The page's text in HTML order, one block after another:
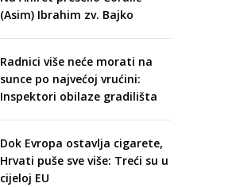
(Asim) Ibrahim zv. Bajko
Radnici više neće morati na
sunce po najvećoj vrućini:
Inspektori obilaze gradilišta
Dok Evropa ostavlja cigarete,
Hrvati puše sve više: Treći su u
cijeloj EU